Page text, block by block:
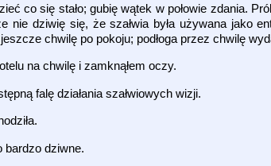
co się stało; gubię wątek w połowie zdania.
nie dziwię się, że szałwia była używana jako
chwilę po pokoju; podłoga przez chwilę
na chwilę i zamknąłem oczy.
falę działania szałwiowych wizji.
bardzo dziwne.